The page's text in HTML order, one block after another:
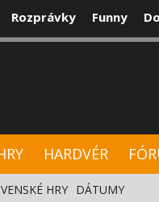
Rozprávky Funny
HARDVÉR
HRY DÁTUMY